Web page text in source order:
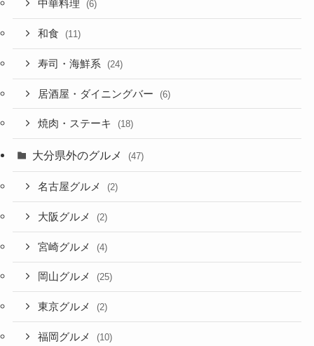
中華料理 (6)
和食 (11)
寿司・海鮮系 (24)
居酒屋・ダイニングバー (6)
焼肉・ステーキ (18)
大分県外のグルメ (47)
名古屋グルメ (2)
大阪グルメ (2)
宮崎グルメ (4)
岡山グルメ (25)
東京グルメ (2)
福岡グルメ (10)